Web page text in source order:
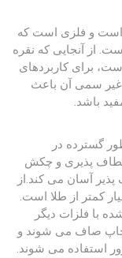
است و فلزی است که
از آنجایی که نقره
برای کاربردهای
غیر سمی آن باعث
باشد.
گسترده در
پذیری و چکش
آسان می کند.از
کمتر از طلا است.
با فلزات دیگر
صاف می شوند و
استفاده می شوند.